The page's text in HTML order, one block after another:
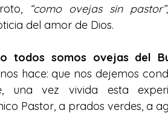
“como ovejas sin pastor”,
del amor de Dios.
todos somos ovejas del
hace: que nos dejemos
vez vivida esta
Pastor, a prados verdes, a